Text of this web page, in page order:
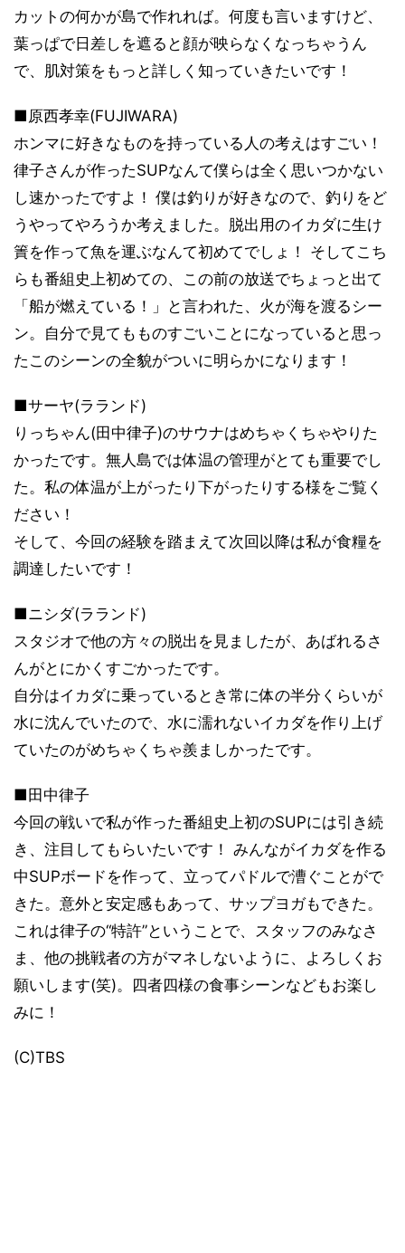
カットの何かが島で作れれば。何度も言いますけど、
葉っぱで日差しを遮ると顔が映らなくなっちゃうん
で、肌対策をもっと詳しく知っていきたいです！
■原西孝幸(FUJIWARA)
ホンマに好きなものを持っている人の考えはすごい！
律子さんが作ったSUPなんて僕らは全く思いつかない
し速かったですよ！ 僕は釣りが好きなので、釣りをど
うやってやろうか考えました。脱出用のイカダに生け
簀を作って魚を運ぶなんて初めてでしょ！ そしてこち
らも番組史上初めての、この前の放送でちょっと出て
「船が燃えている！」と言われた、火が海を渡るシー
ン。自分で見てもものすごいことになっていると思っ
たこのシーンの全貌がついに明らかになります！
■サーヤ(ラランド)
りっちゃん(田中律子)のサウナはめちゃくちゃやりた
かったです。無人島では体温の管理がとても重要でし
た。私の体温が上がったり下がったりする様をご覧く
ださい！
そして、今回の経験を踏まえて次回以降は私が食糧を
調達したいです！
■ニシダ(ラランド)
スタジオで他の方々の脱出を見ましたが、あばれるさ
んがとにかくすごかったです。
自分はイカダに乗っているとき常に体の半分くらいが
水に沈んでいたので、水に濡れないイカダを作り上げ
ていたのがめちゃくちゃ羨ましかったです。
■田中律子
今回の戦いで私が作った番組史上初のSUPには引き続
き、注目してもらいたいです！ みんながイカダを作る
中SUPボードを作って、立ってパドルで漕ぐことがで
きた。意外と安定感もあって、サップヨガもできた。
これは律子の“特許”ということで、スタッフのみなさ
ま、他の挑戦者の方がマネしないように、よろしくお
願いします(笑)。四者四様の食事シーンなどもお楽し
みに！
(C)TBS